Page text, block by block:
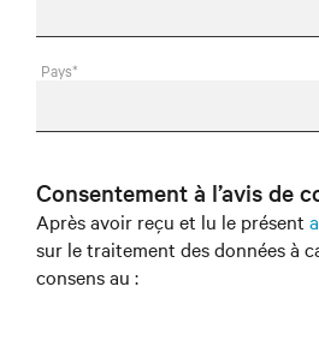
Pays*
Consentement à l’avis de
Après avoir reçu et lu le présent
sur le traitement des données à
consens au :